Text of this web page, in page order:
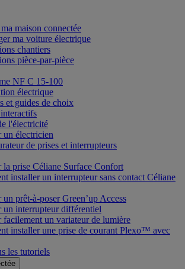
maison connectée
ma voiture électrique
chantiers
pièce-par-pièce
NF C 15-100
électrique
et guides de choix
l'électricité
un électricien
de prises et interrupteurs
la prise Céliane Surface Confort
installer un interrupteur sans contact Céliane
un prêt-à-poser Green’up Access
un interrupteur différentiel
facilement un variateur de lumière
installer une prise de courant Plexo™ avec
les tutoriels